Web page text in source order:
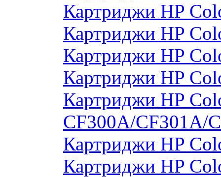
Картриджи HP
Картриджи HP
Картриджи HP
Картриджи HP
Картриджи HP
CF300A/CF301A/
Картриджи HP
Картриджи HP